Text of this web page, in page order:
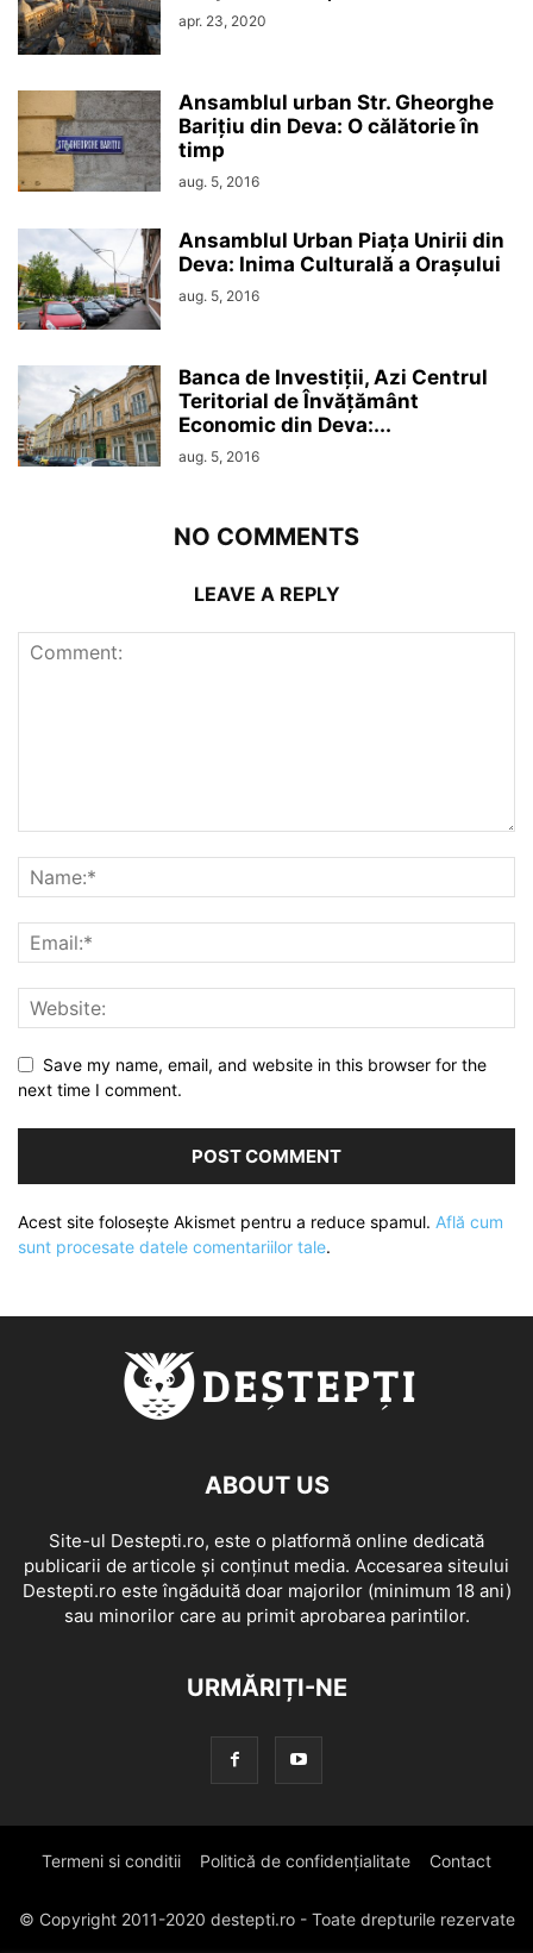
apr. 23, 2020
Ansamblul urban Str. Gheorghe
Barițiu din Deva: O călătorie în
timp
aug. 5, 2016
Ansamblul Urban Piața Unirii din
Deva: Inima Culturală a Orașului
aug. 5, 2016
Banca de Investiții, Azi Centrul
Teritorial de Învățământ
Economic din Deva:...
aug. 5, 2016
NO COMMENTS
LEAVE A REPLY
Save my name, email, and website in this browser for the
next time I comment.
Acest site folosește Akismet pentru a reduce spamul. Află cum
sunt procesate datele comentariilor tale.
ABOUT US
Site-ul Destepti.ro, este o platformă online dedicată
publicarii de articole și conținut media. Accesarea siteului
Destepti.ro este îngăduită doar majorilor (minimum 18 ani)
sau minorilor care au primit aprobarea parintilor.
URMĂRIȚI-NE
Termeni si conditii Politică de confidențialitate Contact
© Copyright 2011-2020 destepti.ro - Toate drepturile rezervate